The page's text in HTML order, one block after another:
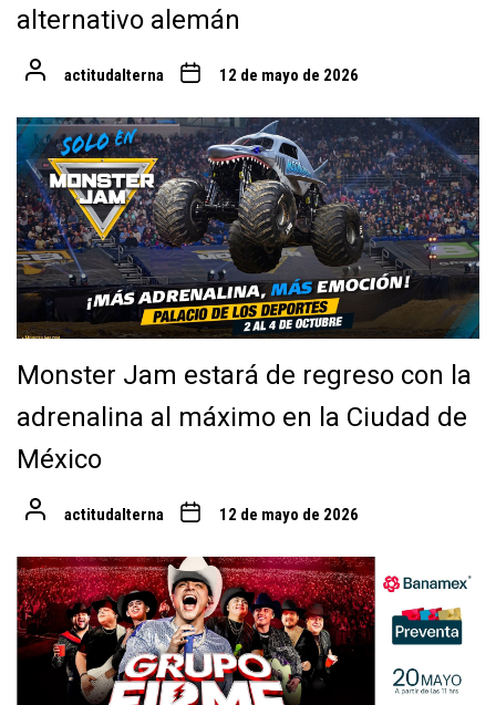
alternativo alemán
actitudalterna 12 de mayo de 2026
Monster Jam estará de regreso con la
adrenalina al máximo en la Ciudad de
México
actitudalterna 12 de mayo de 2026